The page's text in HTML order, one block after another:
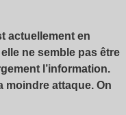
actuellement en
ne semble pas être
l’information.
moindre attaque. On